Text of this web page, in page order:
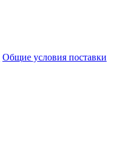
Общие условия поставки